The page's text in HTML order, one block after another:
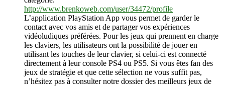
http://www.brenkoweb.com/user/34472/profile
L’application PlayStation App vous permet de garder le
contact avec vos amis et de partager vos expériences
vidéoludiques préférées. Pour les jeux qui prennent en charge
les claviers, les utilisateurs ont la possibilité de jouer en
utilisant les touches de leur clavier, si celui-ci est connecté
directement à leur console PS4 ou PS5. Si vous êtes fan des
jeux de stratégie et que cette sélection ne vous suffit pas,
n’hésitez pas à consulter notre dossier des meilleurs jeux de